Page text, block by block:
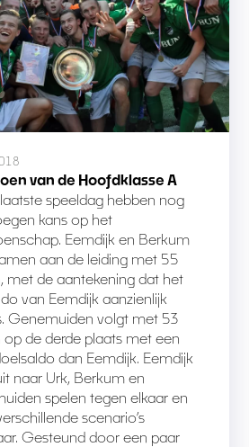
van de Hoofdklasse A
speeldag hebben nog
kans op het
Eemdijk en Berkum
aan de leiding met 55
met de aantekening dat het
van Eemdijk aanzienlijk
Genemuiden volgt met 53
op de derde plaats met een
dan Eemdijk. Eemdijk
naar Urk, Berkum en
spelen tegen elkaar en
scenario’s
Gesteund door een paar